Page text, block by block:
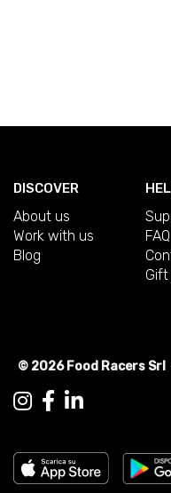
DISCOVER
About us
Work with us
Blog
FAQ
© 2026 Food Racers Srl